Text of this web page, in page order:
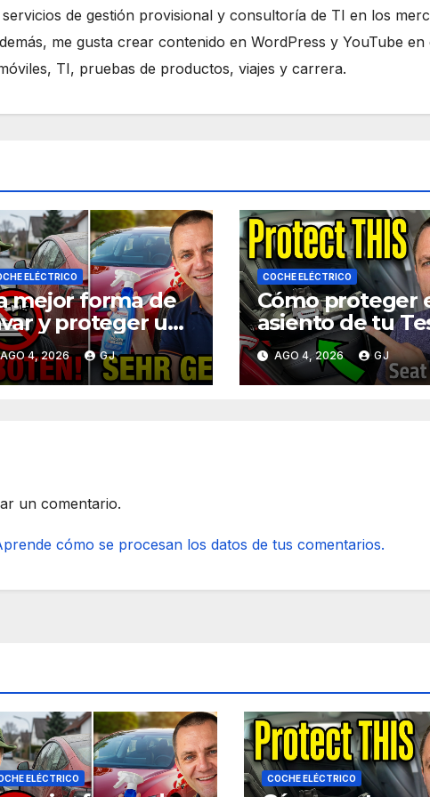
de gestión provisional y consultoría de TI en los
me gusta crear contenido en WordPress y YouTube en
TI, pruebas de productos, viajes y carrera.
ELÉCTRICO
mejor forma de
y proteger un
sin agua
estás de
4, 2026 GJ
COCHE ELÉCTRICO
Cómo proteger
asiento de tu
de las sillas de
coche para
AGO 4, 2026 GJ
un comentario.
cómo se procesan los datos de tus comentarios.
ELÉCTRICO COCHE ELÉCTRICO